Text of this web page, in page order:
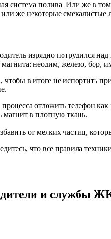
система полива. Или же в
или же некоторые
изрядно потрудился
неодим, железо, бор,
чтобы в итоге не испортить
отложить телефон
магнит в плотную ткань.
от мелких частиц,
что все правила
и службы